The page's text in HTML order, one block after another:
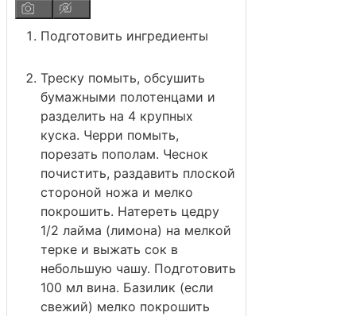
Подготовить ингредиенты
Треску помыть, обсушить
бумажными полотенцами и
разделить на 4 крупных
куска. Черри помыть,
порезать пополам. Чеснок
почистить, раздавить плоской
стороной ножа и мелко
покрошить. Натереть цедру
1/2 лайма (лимона) на мелкой
терке и выжать сок в
небольшую чашу. Подготовить
100 мл вина. Базилик (если
свежий) мелко покрошить